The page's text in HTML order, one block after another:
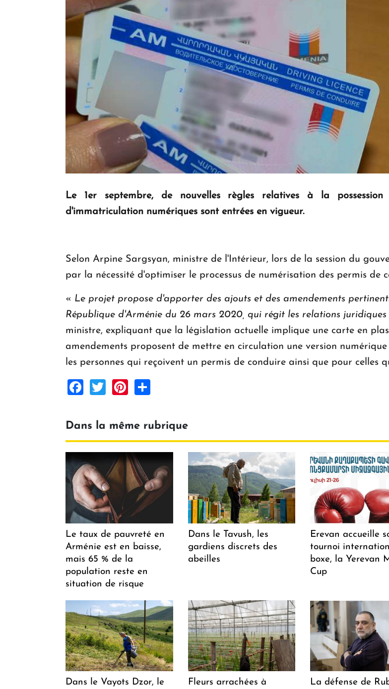
Le 1er septembre, de nouvelles règles relatives à la
d'immatriculation numériques sont entrées en vigueur.
Selon Arpine Sargsyan, ministre de l'Intérieur, lors de la session du
par la nécessité d'optimiser le processus de numérisation des permis de
« Le projet propose d'apporter des ajouts et des amendements
République d'Arménie du 26 mars 2020, qui régit les relations
ministre, expliquant que la législation actuelle implique une carte en
amendements proposent de mettre en circulation une version
les personnes qui reçoivent un permis de conduire ainsi que pour celles
Facebook
TwitterPinterest
Dans la même rubrique
Le taux de pauvreté en
Arménie est en baisse,
mais 65 % de la
population reste en
situation de risque
Dans le Tavush, les
gardiens discrets des
abeilles
Erevan accueille
tournoi
boxe, la Yerevan
Cup
Dans le Vayots Dzor, le
Fleurs arrachées à
La défense de